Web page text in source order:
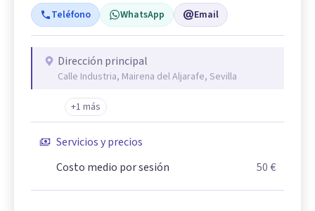
Teléfono WhatsApp Email
Dirección principal
Calle Industria, Mairena del Aljarafe, Sevilla
+1 más
Servicios y precios
Costo medio por sesión
50 €